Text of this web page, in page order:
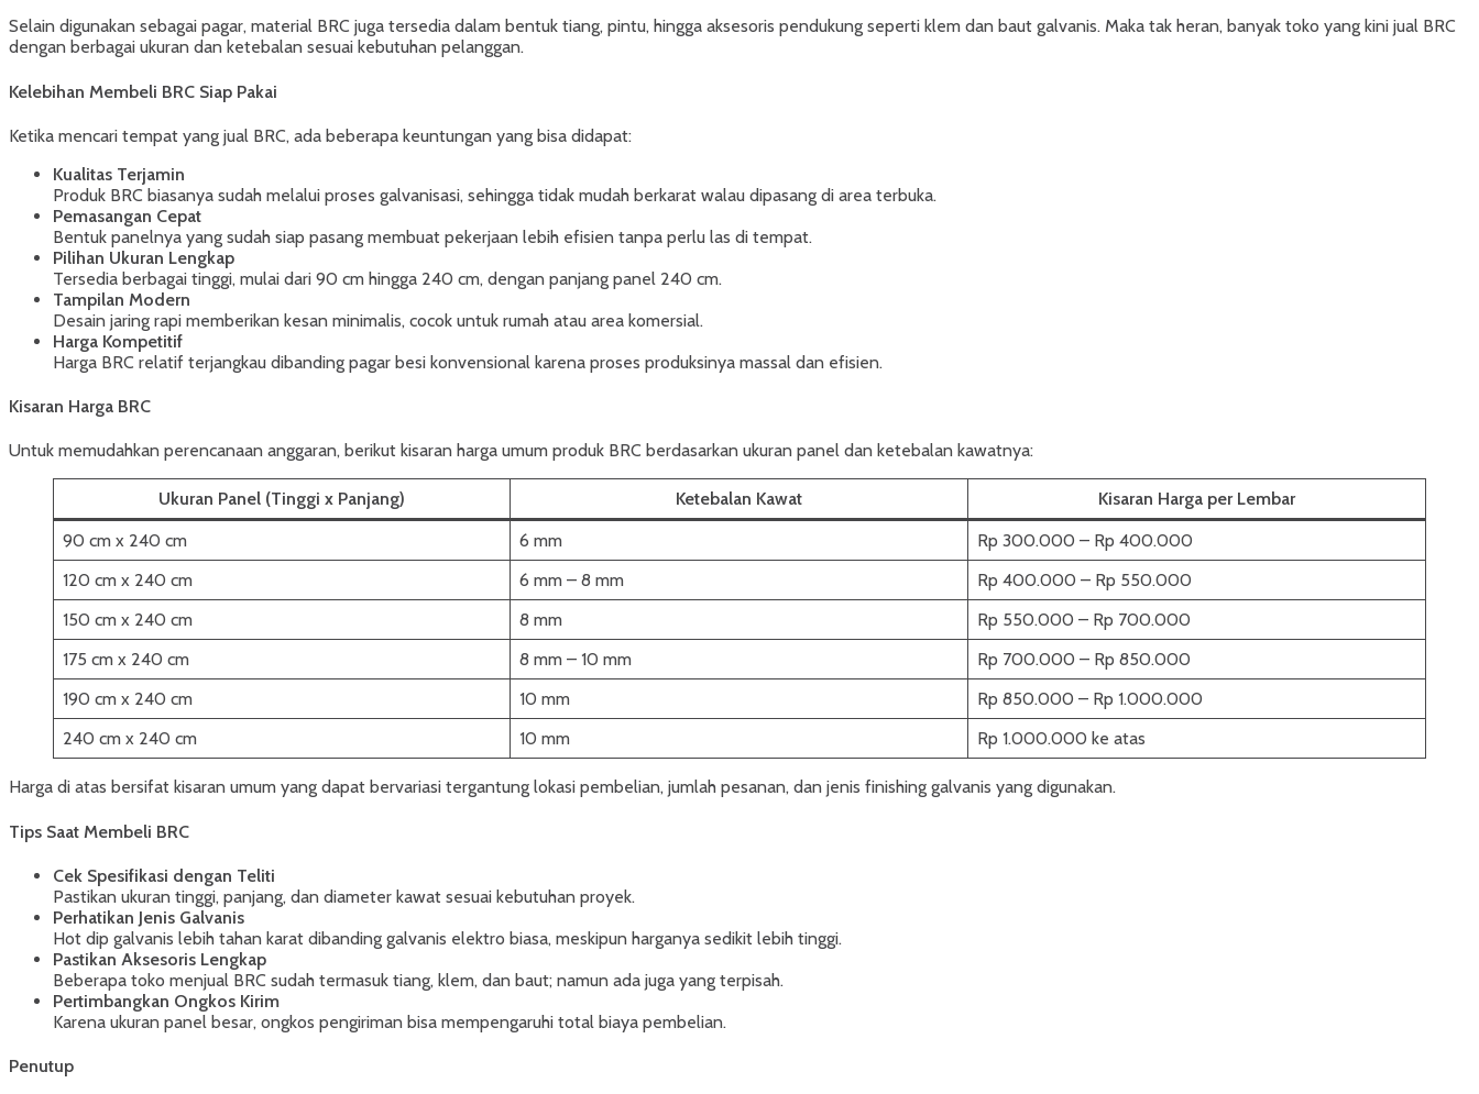
Selain digunakan sebagai pagar, material BRC juga tersedia dalam bentuk tiang, pintu, hingga aksesoris pendukung seperti klem dan baut galvanis. Maka tak heran, banyak toko yang kini jual BRC
dengan berbagai ukuran dan ketebalan sesuai kebutuhan pelanggan.
Kelebihan Membeli BRC Siap Pakai
Ketika mencari tempat yang jual BRC, ada beberapa keuntungan yang bisa didapat:
Kualitas Terjamin
Produk BRC biasanya sudah melalui proses galvanisasi, sehingga tidak mudah berkarat walau dipasang di area terbuka.
Pemasangan Cepat
Bentuk panelnya yang sudah siap pasang membuat pekerjaan lebih efisien tanpa perlu las di tempat.
Pilihan Ukuran Lengkap
Tersedia berbagai tinggi, mulai dari 90 cm hingga 240 cm, dengan panjang panel 240 cm.
Tampilan Modern
Desain jaring rapi memberikan kesan minimalis, cocok untuk rumah atau area komersial.
Harga Kompetitif
Harga BRC relatif terjangkau dibanding pagar besi konvensional karena proses produksinya massal dan efisien.
Kisaran Harga BRC
Untuk memudahkan perencanaan anggaran, berikut kisaran harga umum produk BRC berdasarkan ukuran panel dan ketebalan kawatnya:
Ukuran Panel (Tinggi x Panjang) Ketebalan Kawat
Kisaran Harga per Lembar
90 cm x 240 cm
6 mm
Rp 300.000 – Rp 400.000
120 cm x 240 cm
6 mm – 8 mm
Rp 400.000 – Rp 550.000
150 cm x 240 cm
8 mm
Rp 550.000 – Rp 700.000
175 cm x 240 cm
8 mm – 10 mm
Rp 700.000 – Rp 850.000
190 cm x 240 cm
10 mm
Rp 850.000 – Rp 1.000.000
240 cm x 240 cm
10 mm Rp 1.000.000 ke atas
Harga di atas bersifat kisaran umum yang dapat bervariasi tergantung lokasi pembelian, jumlah pesanan, dan jenis finishing galvanis yang digunakan.
Tips Saat Membeli BRC
Cek Spesifikasi dengan Teliti
Pastikan ukuran tinggi, panjang, dan diameter kawat sesuai kebutuhan proyek.
Perhatikan Jenis Galvanis
Hot dip galvanis lebih tahan karat dibanding galvanis elektro biasa, meskipun harganya sedikit lebih tinggi.
Pastikan Aksesoris Lengkap
Beberapa toko menjual BRC sudah termasuk tiang, klem, dan baut; namun ada juga yang terpisah.
Pertimbangkan Ongkos Kirim
Karena ukuran panel besar, ongkos pengiriman bisa mempengaruhi total biaya pembelian.
Penutup